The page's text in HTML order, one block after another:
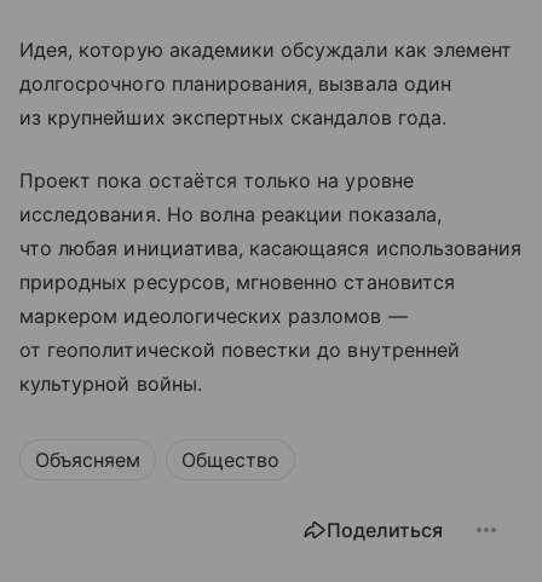
Идея, которую академики обсуждали как элемент
долгосрочного планирования, вызвала один
из крупнейших экспертных скандалов года.
Проект пока остаётся только на уровне
исследования. Но волна реакции показала,
что любая инициатива, касающаяся использования
природных ресурсов, мгновенно становится
маркером идеологических разломов —
от геополитической повестки до внутренней
культурной войны.
Объясняем Общество
Поделиться